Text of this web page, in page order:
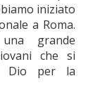
iniziato
a Roma.
grande
che si
Dio per la